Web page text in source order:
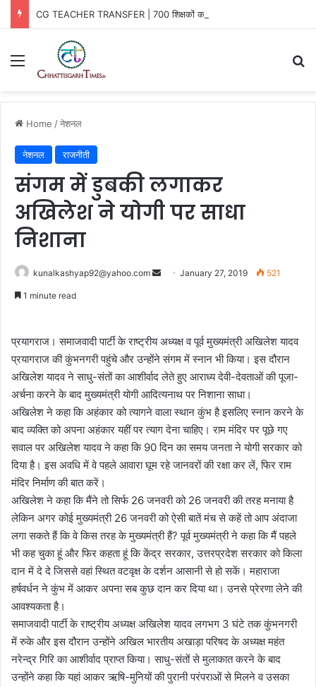
Menu
Home /नेशनल
नेशनल राजनीती
संगम में डुबकी लगाकर
अखिलेश ने योगी पर साधा
निशाना
kunalkashyap92@yahoo.com
SendJanuary 27, 2019 521
1 minute read
प्रयागराज। समाजवादी पार्टी के राष्ट्रीय अध्यक्ष व पूर्व मुख्यमंत्री अखिलेश यादव
प्रयागराज की कुंभनगरी पहुंचे और उन्होंने संगम में स्नान भी किया। इस दौरान
अखिलेश यादव ने साधु-संतों का आशीर्वाद लेते हुए आराध्य देवी-देवताओं की पूजा-
अर्चना करने के बाद मुख्यमंत्री योगी आदित्यनाथ पर निशाना साधा।
अखिलेश ने कहा कि अहंकार को त्यागने वाला स्थान कुंभ है इसलिए स्नान करने के
बाद व्यक्ति को अपना अहंकार यहीं पर त्याग देना चाहिए। राम मंदिर पर पूछे गए
सवाल पर अखिलेश यादव ने कहा कि 90 दिन का समय जनता ने योगी सरकार को
दिया है। इस अवधि में वे पहले आवारा घूम रहे जानवरों की रक्षा कर लें, फिर राम
मंदिर निर्माण की बात करें।
अखिलेश ने कहा कि मैंने तो सिर्फ 26 जनवरी को 26 जनवरी की तरह मनाया है
लेकिन अगर कोई मुख्यमंत्री 26 जनवरी को ऐसी बातें मंच से कहें तो आप अंदाजा
लगा सकते हैं कि वे किस तरह के मुख्यमंत्री हैं? पूर्व मुख्यमंत्री ने कहा कि मैं पहले
भी कह चुका हूं और फिर कहता हूं कि केंद्र सरकार, उत्तरप्रदेश सरकार को किला
दान में दे दे जिससे वहां स्थित वटवृक्ष के दर्शन आसानी से हो सकें। महाराजा
हर्षवर्धन ने कुंभ में आकर अपना सब कुछ दान कर दिया था। उनसे प्रेरणा लेने की
आवश्यकता है।
समाजवादी पार्टी के राष्ट्रीय अध्यक्ष अखिलेश यादव लगभग 3 घंटे तक कुंभनगरी
में रुके और इस दौरान उन्होंने अखिल भारतीय अखाड़ा परिषद के अध्यक्ष महंत
नरेन्द्र गिरि का आशीर्वाद प्राप्त किया। साधु-संतों से मुलाकात करने के बाद
उन्होंने कहा कि यहां आकर ऋषि-मुनियों की पुरानी परंपराओं से मिलने व उसका